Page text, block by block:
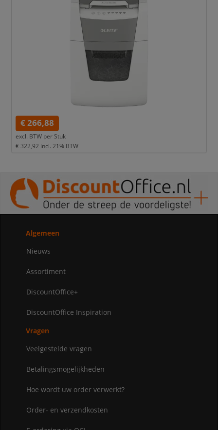
€ 266,88
excl. BTW per Stuk
€ 322,92 incl. 21% BTW
Algemeen
Nieuws
Assortiment
DiscountOffice+
DiscountOffice Inspiration
Vragen
Veelgestelde vragen
Betalingsmogelijkheden
Hoe wordt uw order verwerkt?
Order- en verzendkosten